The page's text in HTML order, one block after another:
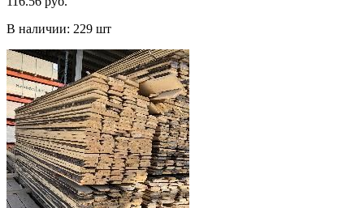
В наличии: 229 шт